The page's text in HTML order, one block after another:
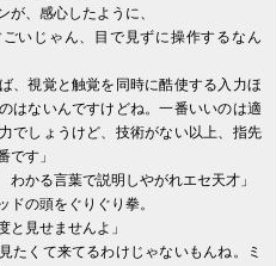
が、感心したように、
ごいじゃん、目で見ずに操作するなん
、視覚と触覚を同時に酷使する入力ほ
はないんですけどね。一番いいのは適
でしょうけど、技術がない以上、指先
です」
わかる言葉で説明しやがれエセ天才」
の頭をぐりぐり拳。
と見せませんよ」
たくて来てるわけじゃないもんね。ミ